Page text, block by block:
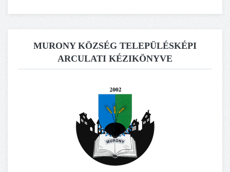
MURONY KÖZSÉG TELEPÜLÉSKÉPI
ARCULATI KÉZIKÖNYVE